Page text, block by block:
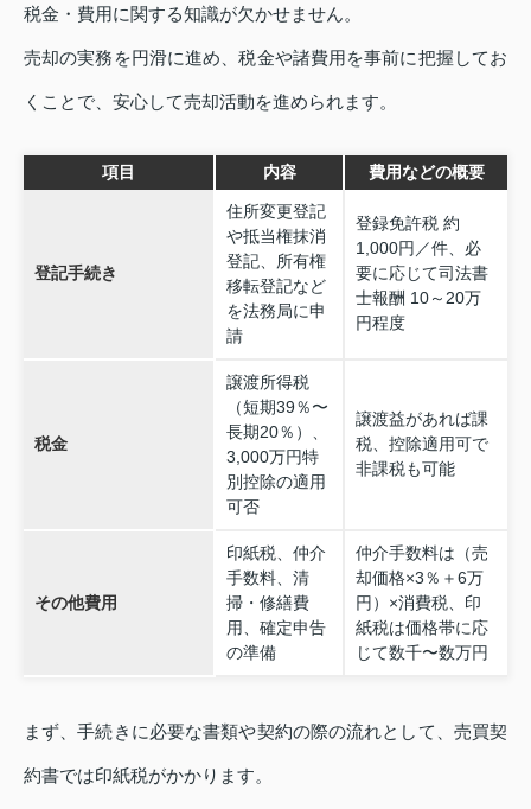
税金・費用に関する知識が欠かせません。
売却の実務を円滑に進め、税金や諸費用を事前に把握してお
くことで、安心して売却活動を進められます。
項目 内容 費用などの概要
登記手続き
住所変更登記
や抵当権抹消
登記、所有権
移転登記など
を法務局に申
請
登録免許税 約
1,000円／件、必
要に応じて司法書
士報酬 10～20万
円程度
税金
譲渡所得税
（短期39％〜
長期20％）、
3,000万円特
別控除の適用
可否
譲渡益があれば課
税、控除適用可で
非課税も可能
その他費用
印紙税、仲介
手数料、清
掃・修繕費
用、確定申告
の準備
仲介手数料は（売
却価格×3％＋6万
円）×消費税、印
紙税は価格帯に応
じて数千〜数万円
まず、手続きに必要な書類や契約の際の流れとして、売買契
約書では印紙税がかかります。